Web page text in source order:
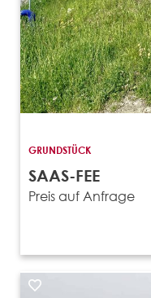
GRUNDSTÜCK
SAAS-FEE
Preis auf Anfrage